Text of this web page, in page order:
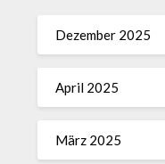
Dezember 2025
April 2025
März 2025